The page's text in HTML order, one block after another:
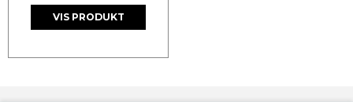
VIS PRODUKT